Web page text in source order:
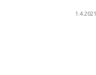
1.4.2021